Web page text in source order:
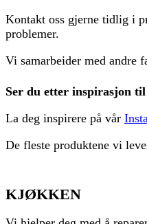
Kontakt oss gjerne tidlig i
problemer.
Vi samarbeider med andre
Ser du etter inspirasjon
La deg inspirere på vår
De fleste produktene vi
KJØKKEN